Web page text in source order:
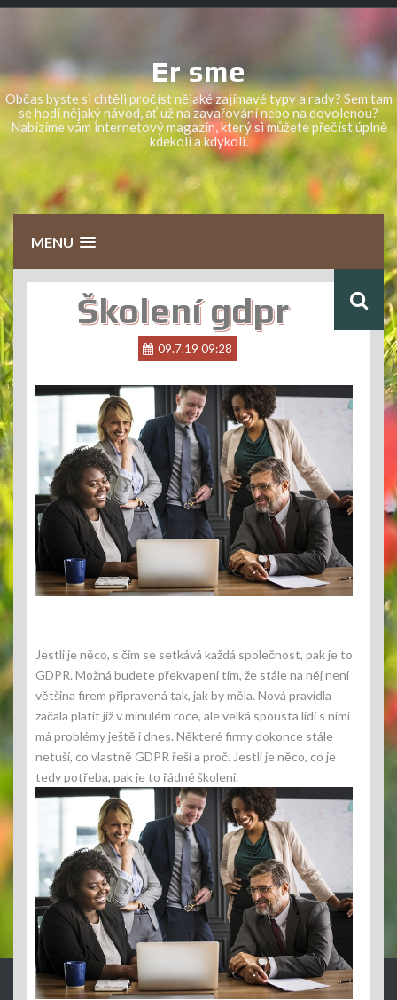
Skip
Er sme
Občas byste si chtěli pročíst nějaké zajímavé typy a rady? Sem tam
se hodí nějaký návod, ať už na zavařování nebo na dovolenou?
Nabízíme vám internetový magazín, který si můžete přečíst úplně
kdekoli a kdykoli.
MENU
Školení gdpr
09.7.19 09:28
Jestli je něco, s čím se setkává každá společnost, pak je to
GDPR. Možná budete překvapeni tím, že stále na něj není
většina firem připravená tak, jak by měla. Nová pravidla
začala platit již v minulém roce, ale velká spousta lidí s nimi
má problémy ještě i dnes. Některé firmy dokonce stále
netuší, co vlastně GDPR řeší a proč. Jestli je něco, co je
tedy potřeba, pak je to řádné školení.